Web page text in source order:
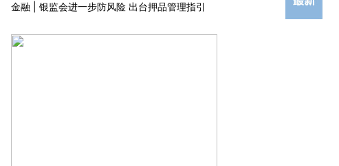
金融
银监会进一步防风险 出台押品管理指引